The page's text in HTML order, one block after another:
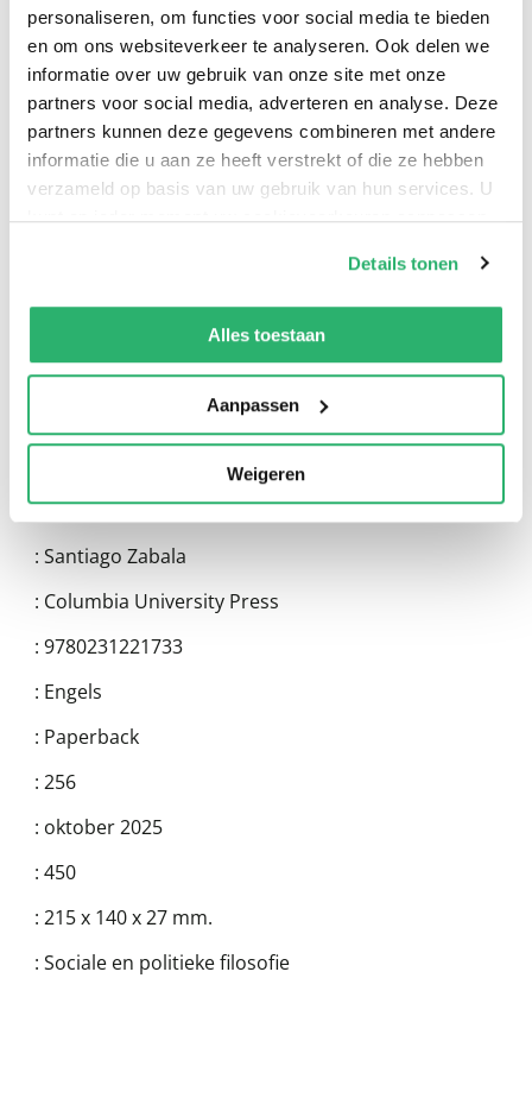
personaliseren, om functies voor social media te bieden
en om ons websiteverkeer te analyseren. Ook delen we
informatie over uw gebruik van onze site met onze
partners voor social media, adverteren en analyse. Deze
partners kunnen deze gegevens combineren met andere
informatie die u aan ze heeft verstrekt of die ze hebben
verzameld op basis van uw gebruik van hun services. U
kunt op ieder moment uw cookievoorkeuren aanpassen
We werken samen met13 derdendie uw gegevens
kunnen ontvangen en verwerken.
Details tonen
Alles toestaan
Aanpassen
Weigeren
: Santiago Zabala
: Columbia University Press
: 9780231221733
: Engels
: Paperback
: 256
: oktober 2025
: 450
: 215 x 140 x 27 mm.
: Sociale en politieke filosofie